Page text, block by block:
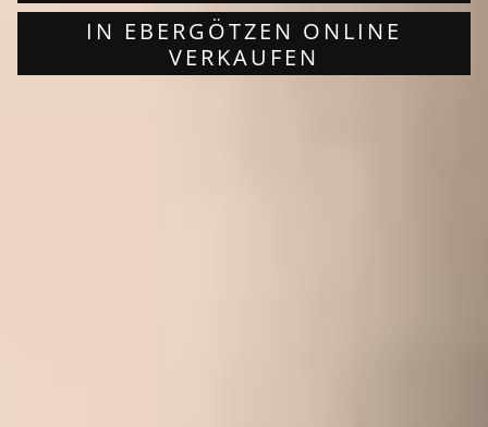
IN EBERGÖTZEN ONLINE
VERKAUFEN